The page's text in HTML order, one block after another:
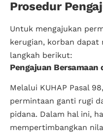
Prosedur
Untuk mengajukan
kerugian, korban dapat
langkah berikut:
Pengajuan Bersamaan
Melalui KUHAP Pasal
permintaan ganti rugi
pidana. Dalam hal ini,
mempertimbangkan